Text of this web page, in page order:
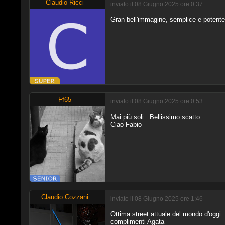
Claudio Ricci inviato il 08 Giugno 2025 ore 0:37
Gran bell'immagine, semplice e
Ff65 inviato il 08 Giugno 2025 ore 0:53
Mai più soli.. Bellissimo scatto
Ciao Fabio
Claudio Cozzani inviato il 08 Giugno 2025 ore 1:46
Ottima street attuale del mondo d'oggi
complimenti Agata